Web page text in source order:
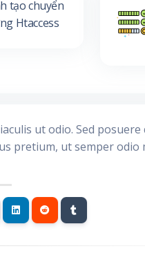
tạo chuyển
Htaccess
ut odio. Sed
pretium, ut semper odio